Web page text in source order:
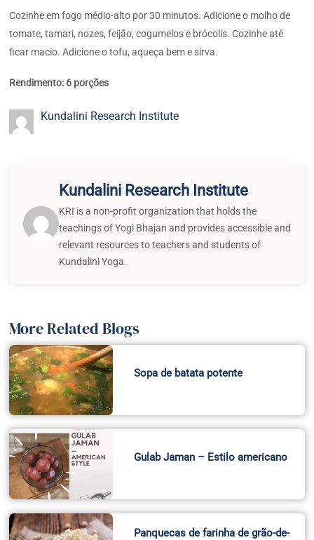
Cozinhe em fogo médio-alto por 30 minutos. Adicione o molho de
tomate, tamari, nozes, feijão, cogumelos e brócolis. Cozinhe até
ficar macio. Adicione o tofu, aqueça bem e sirva.
Rendimento: 6 porções
Kundalini Research Institute
Kundalini Research Institute
KRI is a non-profit organization that holds the
teachings of Yogi Bhajan and provides accessible and
relevant resources to teachers and students of
Kundalini Yoga.
More Related Blogs
Sopa de batata potente
Gulab Jaman – Estilo americano
Panquecas de farinha de grão-de-